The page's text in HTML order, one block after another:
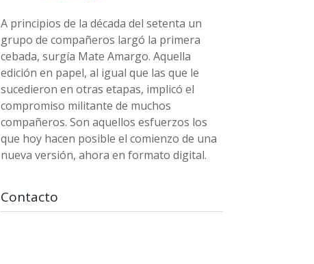
A principios de la década del setenta un
grupo de compañeros largó la primera
cebada, surgía Mate Amargo. Aquella
edición en papel, al igual que las que le
sucedieron en otras etapas, implicó el
compromiso militante de muchos
compañeros. Son aquellos esfuerzos los
que hoy hacen posible el comienzo de una
nueva versión, ahora en formato digital.
Contacto